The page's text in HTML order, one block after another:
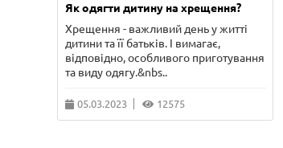
Як одягти дитину на хрещення?
Хрещення - важливий день у житті
дитини та її батьків. І вимагає,
відповідно, особливого приготування
та виду одягу.&nbs..
05.03.2023 12575